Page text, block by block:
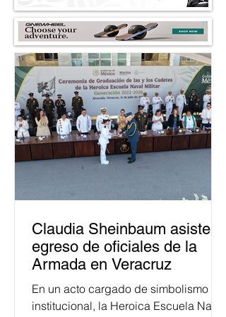
Claudia Sheinbaum asiste a
egreso de oficiales de la
Armada en Veracruz
En un acto cargado de simbolismo
institucional, la Heroica Escuela Naval